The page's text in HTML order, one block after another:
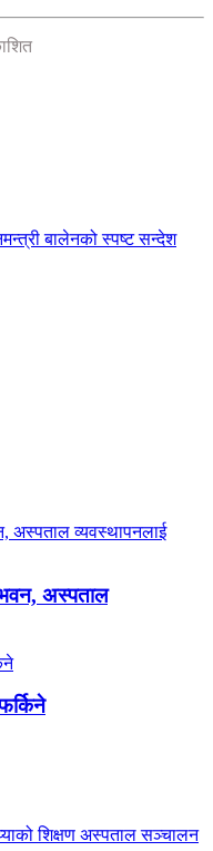
बालेनको स्पष्ट सन्देश
भवन, अस्पताल